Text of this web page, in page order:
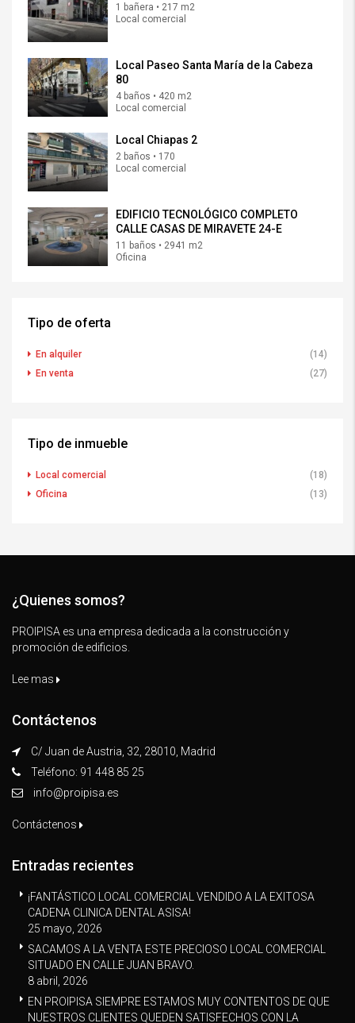
1 bañera • 217 m2
Local comercial
Local Paseo Santa María de la Cabeza
80
4 baños • 420 m2
Local comercial
Local Chiapas 2
2 baños • 170
Local comercial
EDIFICIO TECNOLÓGICO COMPLETO
CALLE CASAS DE MIRAVETE 24-E
11 baños • 2941 m2
Oficina
Tipo de oferta
En alquiler
(14)
En venta
(27)
Tipo de inmueble
Local comercial
(18)
Oficina
(13)
¿Quienes somos?
PROIPISA es una empresa dedicada a la construcción y
promoción de edificios.
Lee mas
Contáctenos
C/ Juan de Austria, 32, 28010, Madrid
Teléfono: 91 448 85 25
info@proipisa.es
Contáctenos
Entradas recientes
¡FANTÁSTICO LOCAL COMERCIAL VENDIDO A LA EXITOSA
CADENA CLINICA DENTAL ASISA!
25 mayo, 2026
SACAMOS A LA VENTA ESTE PRECIOSO LOCAL COMERCIAL
SITUADO EN CALLE JUAN BRAVO.
8 abril, 2026
EN PROIPISA SIEMPRE ESTAMOS MUY CONTENTOS DE QUE
NUESTROS CLIENTES QUEDEN SATISFECHOS CON LA